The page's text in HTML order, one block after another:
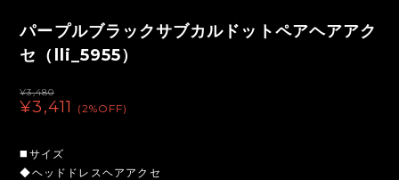
パープルブラックサブカルドットペアヘアアク
セ（lli_5955）
¥3,480
¥3,411 (2%OFF)
◼️サイズ
◆ヘッドドレスヘアアクセ